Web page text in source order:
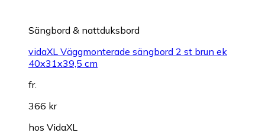
Sängbord & nattduksbord
vidaXL Väggmonterade sängbord 2 st brun ek
40x31x39,5 cm
fr.
366 kr
hos VidaXL